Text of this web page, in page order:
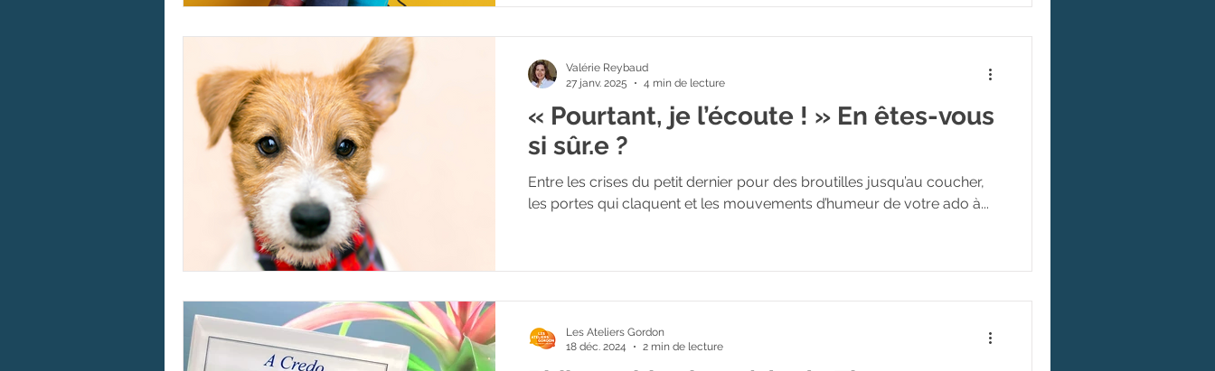
« Pourtant, je l’écoute ! » En êtes-vous
si sûr.e ?
Entre les crises du petit dernier pour des broutilles jusqu’au coucher,
les portes qui claquent et les mouvements d’humeur de votre ado à...
Valérie Reybaud
27 janv. 2025
4 min de lecture
Les Ateliers Gordon
18 déc. 2024
2 min de lecture